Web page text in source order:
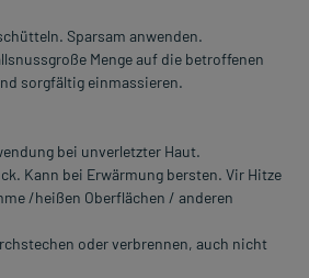
Sparsam anwenden.
Menge auf die betroffenen
sorgfältig einmassieren.
bei unverletzter Haut.
Kann bei Erwärmung bersten. Vir Hitze
/heißen Oberflächen / anderen
oder verbrennen, auch nicht